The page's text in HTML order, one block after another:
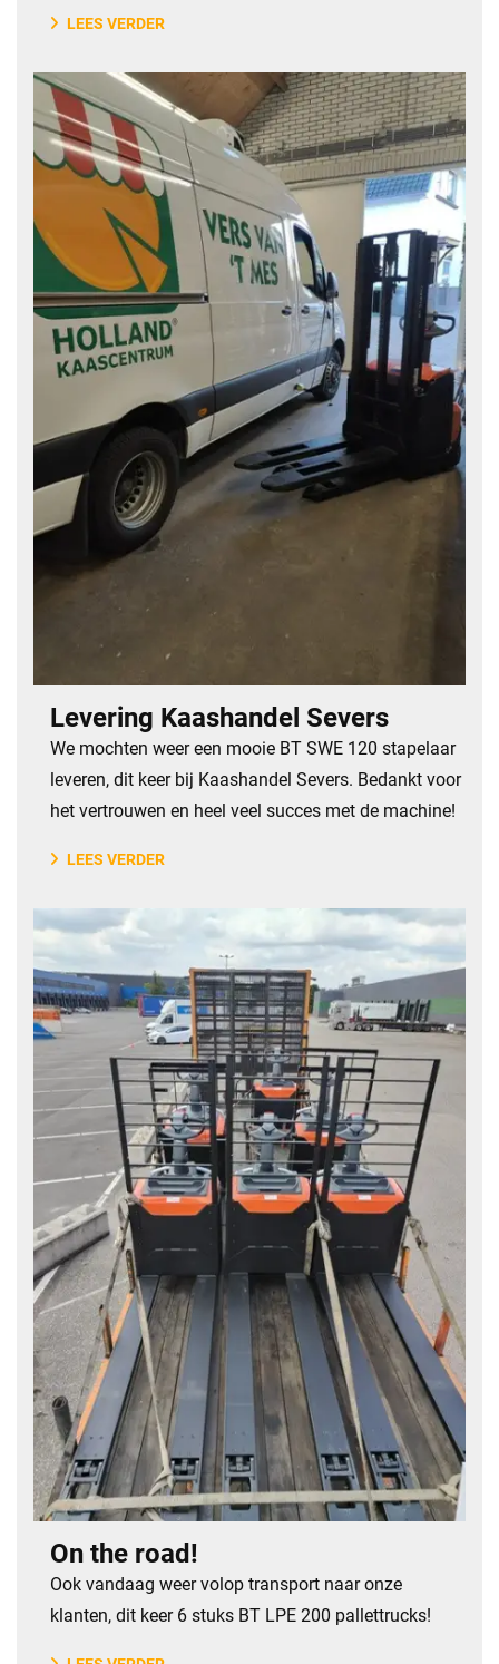
LEES VERDER
Levering Kaashandel Severs
We mochten weer een mooie BT SWE 120 stapelaar
leveren, dit keer bij Kaashandel Severs. Bedankt voor
het vertrouwen en heel veel succes met de machine!
LEES VERDER
On the road!
Ook vandaag weer volop transport naar onze
klanten, dit keer 6 stuks BT LPE 200 pallettrucks!